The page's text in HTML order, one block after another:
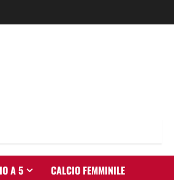
A 5 CALCIO FEMMINILE